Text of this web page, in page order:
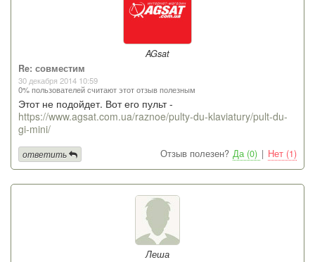
AGsat
Re: совместим
30 декабря 2014 10:59
0% пользователей считают этот отзыв полезным
Этот не подойдет. Вот его пульт -
https://www.agsat.com.ua/raznoe/pulty-du-klaviatury/pult-du-
gi-mini/
Отзыв полезен? Да (0) | Нет (1)
ответить
Леша